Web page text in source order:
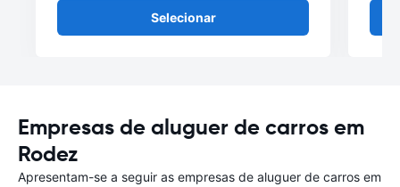
Selecionar
Empresas de aluguer de carros em
Rodez
Apresentam-se a seguir as empresas de aluguer de carros em